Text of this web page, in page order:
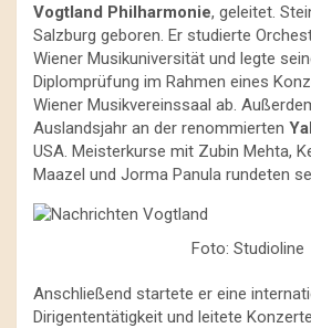
Vogtland Philharmonie, geleitet.
Salzburg geboren. Er studierte
Wiener Musikuniversität und legte
Diplomprüfung im Rahmen eines
Wiener Musikvereinssaal ab.
Auslandsjahr an der renommierten
USA. Meisterkurse mit Zubin Mehta,
Maazel und Jorma Panula rundeten
Foto: Studioline
Anschließend startete er eine
Dirigententätigkeit und leitete